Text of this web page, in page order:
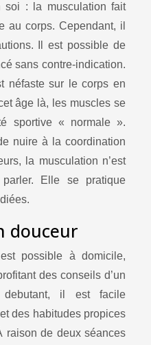
: la musculation fait
au corps. Cependant, il
Il est possible de
sans contre-indication.
néfaste sur le corps en
âge là, les muscles se
sportive « normale ».
nuire à la coordination
la musculation n’est
Elle se pratique
douceur
possible à domicile,
des conseils d’un
, il est facile
des habitudes propices
raison de deux séances